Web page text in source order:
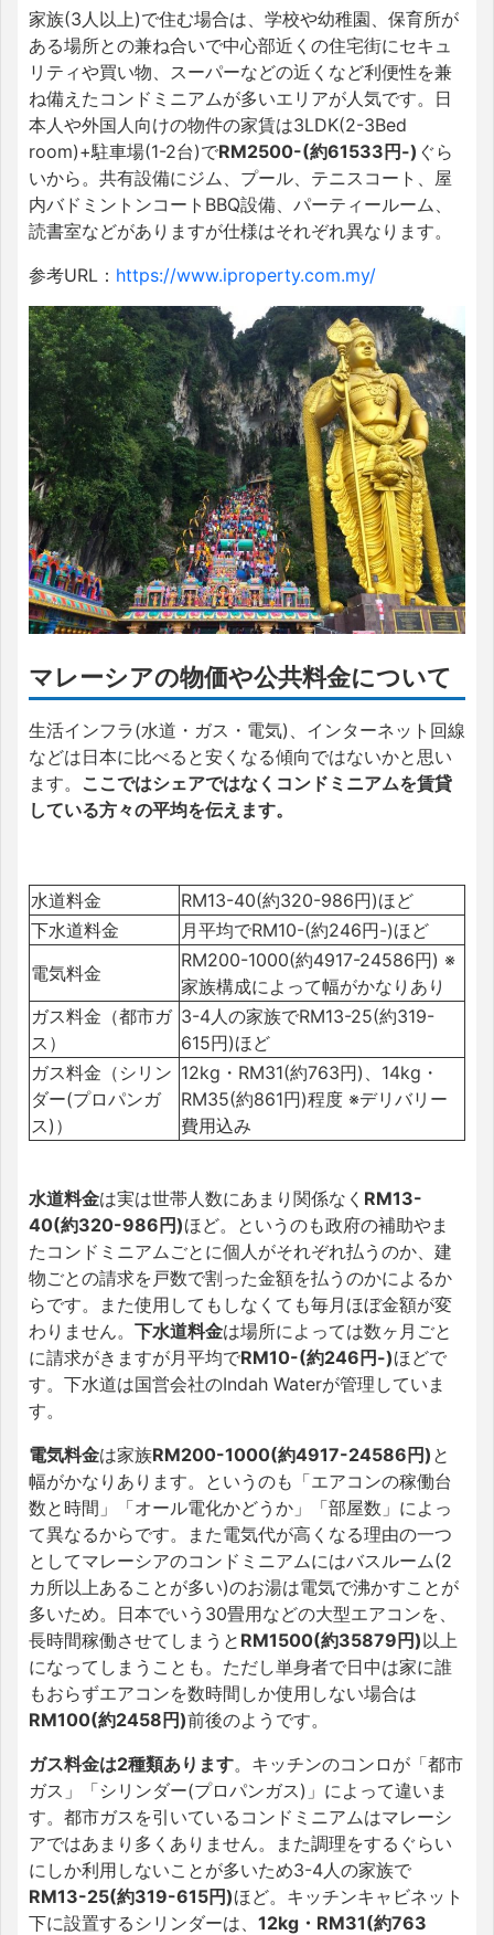
家族(3人以上)で住む場合は、学校や幼稚園、保育所が
ある場所との兼ね合いで中心部近くの住宅街にセキュ
リティや買い物、スーパーなどの近くなど利便性を兼
ね備えたコンドミニアムが多いエリアが人気です。日
本人や外国人向けの物件の家賃は3LDK(2-3Bed
room)+駐車場(1-2台)でRM2500-(約61533円-) ぐら
いから。共有設備にジム、プール、テニスコート、屋
内バドミントンコートBBQ設備、パーティールーム、
読書室などがありますが仕様はそれぞれ異なります。
参考URL： https://www.iproperty.com.my/
マレーシアの物価や公共料金について
生活インフラ(水道・ガス・電気)、インターネット回線
などは日本に比べると安くなる傾向ではないかと思い
ます。 ここではシェアではなくコンドミニアムを賃貸
している方々の平均を伝えます。
水道料金
RM13-40(約320-986円)ほど
下水道料金
月平均でRM10-(約246円-)ほど
電気料金
RM200-1000(約4917-24586円) ※
家族構成によって幅がかなりあり
ガス料金（都市ガ
ス）
3-4人の家族でRM13-25(約319-
615円)ほど
ガス料金（シリン
ダー(プロパンガ
ス)）
12kg・RM31(約763円)、14kg・
RM35(約861円)程度 ※デリバリー
費用込み
水道料金は実は世帯人数にあまり関係なく RM13-
40(約320-986円)ほど。というのも政府の補助やま
たコンドミニアムごとに個人がそれぞれ払うのか、建
物ごとの請求を戸数で割った金額を払うのかによるか
らです。また使用してもしなくても毎月ほぼ金額が変
わりません。 下水道料金は場所によっては数ヶ月ごと
に請求がきますが月平均でRM10-(約246円-)ほどで
す。下水道は国営会社のIndah Waterが管理していま
す。
電気料金は家族RM200-1000(約4917-24586円) と
幅がかなりあります。というのも「エアコンの稼働台
数と時間」「オール電化かどうか」「部屋数」によっ
て異なるからです。また電気代が高くなる理由の一つ
としてマレーシアのコンドミニアムにはバスルーム(2
カ所以上あることが多い)のお湯は電気で沸かすことが
多いため。日本でいう30畳用などの大型エアコンを、
長時間稼働させてしまうと RM1500(約35879円)以上
になってしまうことも。ただし単身者で日中は家に誰
もおらずエアコンを数時間しか使用しない場合は
RM100(約2458円)前後のようです。
ガス料金は2種類あります。キッチンのコンロが「都市
ガス」「シリンダー(プロパンガス)」によって違いま
す。都市ガスを引いているコンドミニアムはマレーシ
アではあまり多くありません。また調理をするぐらい
にしか利用しないことが多いため3-4人の家族で
RM13-25(約319-615円)ほど。キッチンキャビネット
下に設置するシリンダーは、 12kg・RM31(約763